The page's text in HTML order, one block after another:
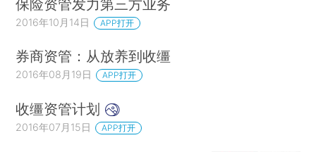
保险资管发力第三方业务
2016年10月14日 APP打开
券商资管：从放养到收缰
2016年08月19日 APP打开
收缰资管计划
2016年07月15日 APP打开